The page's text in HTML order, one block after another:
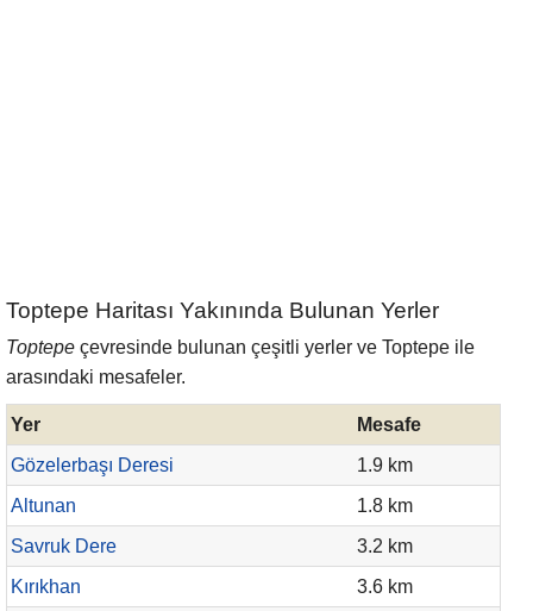
Toptepe Haritası Yakınında Bulunan Yerler
Toptepe çevresinde bulunan çeşitli yerler ve Toptepe ile
arasındaki mesafeler.
Yer
Mesafe
Gözelerbaşı Deresi
1.9 km
Altunan
1.8 km
Savruk Dere
3.2 km
Kırıkhan
3.6 km